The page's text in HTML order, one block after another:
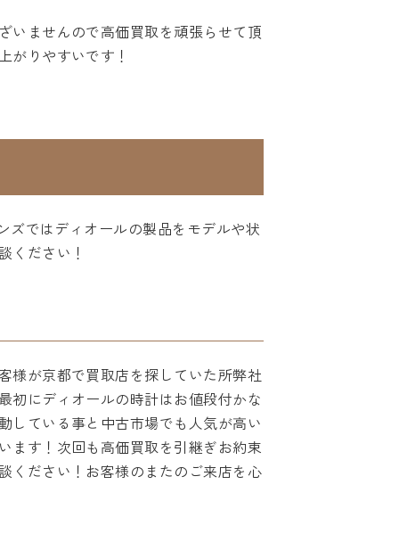
いませんので高価買取を頑張らせて頂
がりやすいです！
ズではディオールの製品をモデルや状
ください！
様が京都で買取店を探していた所弊社
初にディオールの時計はお値段付かな
している事と中古市場でも人気が高い
ます！次回も高価買取を引継ぎお約束
ください！お客様のまたのご来店を心